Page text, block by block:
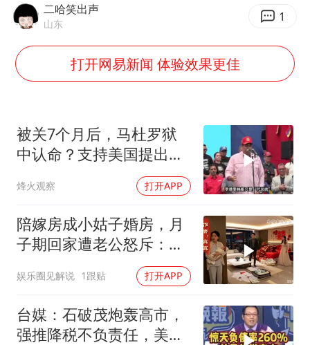
中国养老床位“三连降”
郑国霖回应去景区上班被保安拦下
U17国足1分钟轰2球
外交部发言人就广岛核爆81周年等答记者问
奋进开新局 实干挑大梁
二哈笑出声
山东 1
打开网易新闻 体验效果更佳
被关7个月后，马杜罗狱
中认命？支持美国提出的
烽火观察 打开APP
陪嫁房成小姑子婚房，月
子期回家遭老公怒斥：带
娱乐圈见解说 1跟贴 打开APP
台媒：石破茂炮轰高市，
强推降税不负责任，美日